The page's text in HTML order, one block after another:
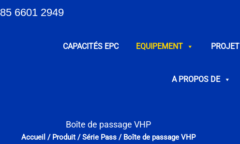
6601 2949
CAPACITÉS EPC EQUIPEMENT PROJET
A PROPOS DE
Boîte de passage VHP
Accueil / Produit /Série Pass / Boîte de passage VHP